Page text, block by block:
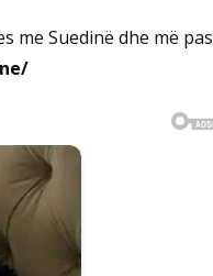
me Suedinë dhe më pas